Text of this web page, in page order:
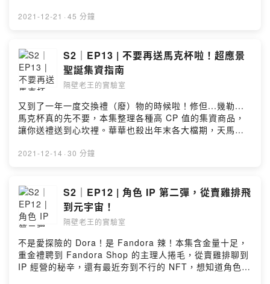
斷，法白跟法盲的交鋒時刻正式展開！⠀⠀✨ 本集精華 ✨老
圓角矩形提案者該如何維護自己的設計理念群眾集資不是
1111 購物節啦歡迎到「隔壁老王的實驗室」關注各式實驗
中的最新配方：FB：
https://www.facebook.com/neighb0r.wangIG：
https://www.instagram.com/neighb0r_wang/Powered
by Firstory Hosting
2021-12-21 · 45 分鐘
S2｜EP13 | 不要再送馬克杯啦！超應景
聖誕集資指南
隔壁老王的實驗室
又到了一年一度交換禮（廢）物的時候啦！修但...幾勒...
馬克杯真的先不要，本集整理各種高 CP 值的集資商品，
讓你送禮送到心坎裡。華華也殺出年末各大檔期，天馬行
聽！⠀⠀✨ 本集精華 ✨考考老王：交換禮物絕交三寶又不是
新年新提案：華華牌熱紅酒歡迎到「隔壁老王的實驗室」
關注各式實驗中的最新配方：FB：
https://www.facebook.com/neighb0r.wangIG：
https://www.instagram.com/neighb0r_wang/Powered
by Firstory Hosting
2021-12-14 · 30 分鐘
S2｜EP12 | 角色 IP 第二彈，從賣雞排飛
到元宇宙！
隔壁老王的實驗室
不是愛探險的 Dora！是 Fandora 辣！本集含金量十足，
重金禮聘到 Fandora Shop 的主理人捲毛，從賣雞排聊到
IP 經營的秘辛，還有最近夯到不行的 NFT，想知道角色